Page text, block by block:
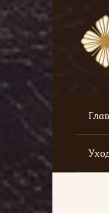
Перейти
к
контенту